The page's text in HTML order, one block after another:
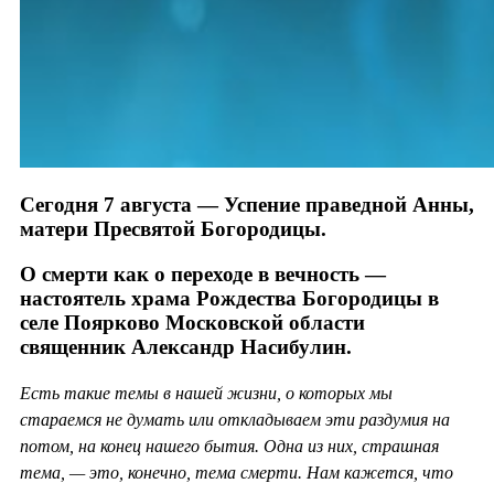
Сегодня 7 августа — Успение праведной Анны,
матери Пресвятой Богородицы.
О смерти как о переходе в вечность —
настоятель храма Рождества Богородицы в
селе Поярково Московской области
священник Александр Насибулин.
Есть такие темы в нашей жизни, о которых мы
стараемся не думать или откладываем эти раздумия на
потом, на конец нашего бытия. Одна из них, страшная
тема, — это, конечно, тема смерти. Нам кажется, что